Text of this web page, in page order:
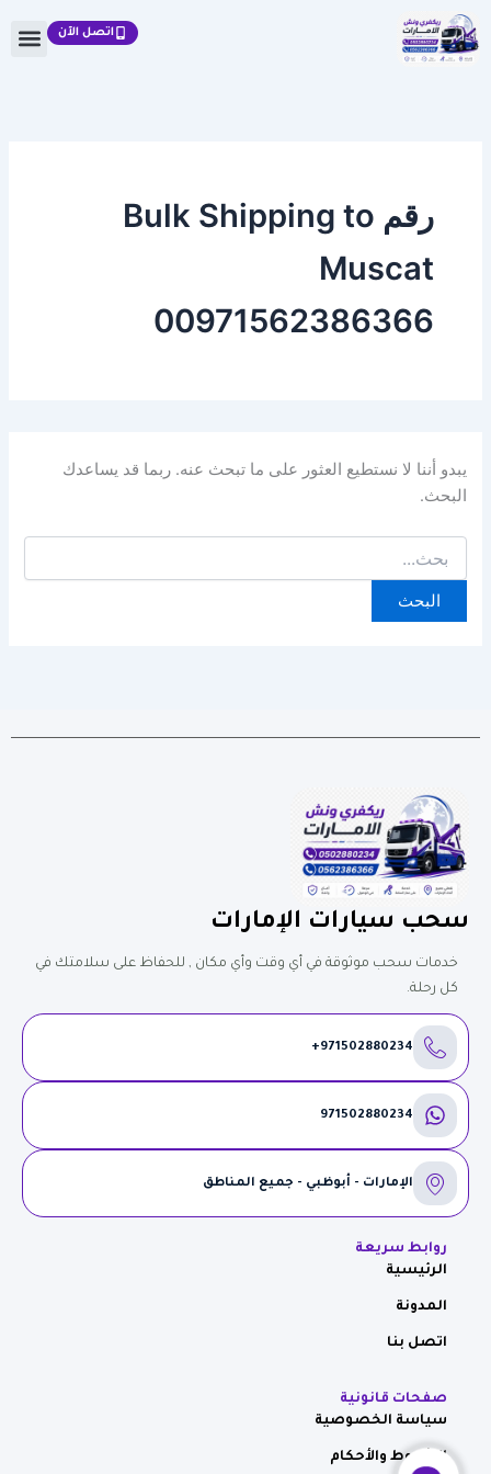
تخطي
إلى
المحتوى
اتصل الآن
رقم Bulk Shipping to
Muscat
00971562386366
يبدو أننا لا نستطيع العثور على ما تبحث عنه. ربما قد يساعدك
البحث.
عن:
سحب سيارات الإمارات
خدمات سحب موثوقة في أي وقت وأي مكان , للحفاظ على سلامتك في
كل رحلة.
971502880234+
971502880234
الإمارات - أبوظبي - جميع المناطق
روابط سريعة
الرئيسية
المدونة
اتصل بنا
صفحات قانونية
سياسة الخصوصية
الشروط والأحكام